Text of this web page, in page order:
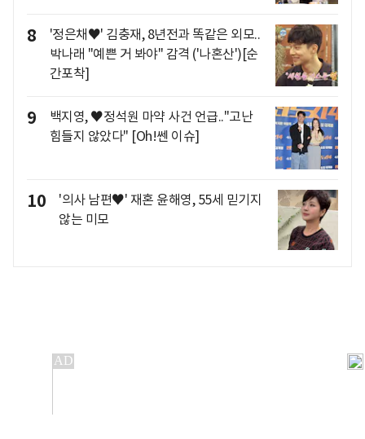
8
'정은채♥' 김충재, 8년전과 똑같은 외모..
박나래 "예쁜 거 봐야" 감격 ('나혼산')[순
간포착]
9
백지영, ♥정석원 마약 사건 언급.."고난
힘들지 않았다" [Oh!쎈 이슈]
10
'의사 남편♥' 재혼 윤해영, 55세 믿기지
않는 미모